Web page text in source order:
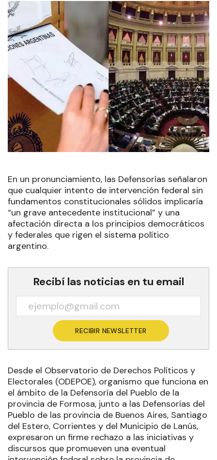
En un pronunciamiento, las Defensorías señalaron
que cualquier intento de intervención federal sin
fundamentos constitucionales sólidos implicaría
“un grave antecedente institucional” y una
afectación directa a los principios democráticos
y federales que rigen el sistema político
argentino.
Recibí las noticias en tu email
RECIBIR NEWSLETTER
Desde el Observatorio de Derechos Políticos y
Electorales (ODEPOE), organismo que funciona en
el ámbito de la Defensoría del Pueblo de la
provincia de Formosa, junto a las Defensorías del
Pueblo de las provincia de Buenos Aires, Santiago
del Estero, Corrientes y del Municipio de Lanús,
expresaron un firme rechazo a las iniciativas y
discursos que promueven una eventual